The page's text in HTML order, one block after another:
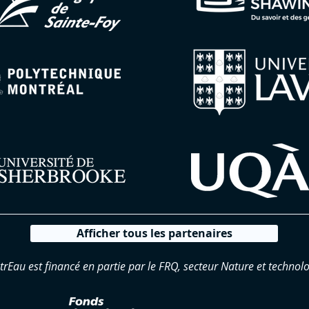
Afficher tous les partenaires
est financé en partie par le FRQ, secteur Nature et